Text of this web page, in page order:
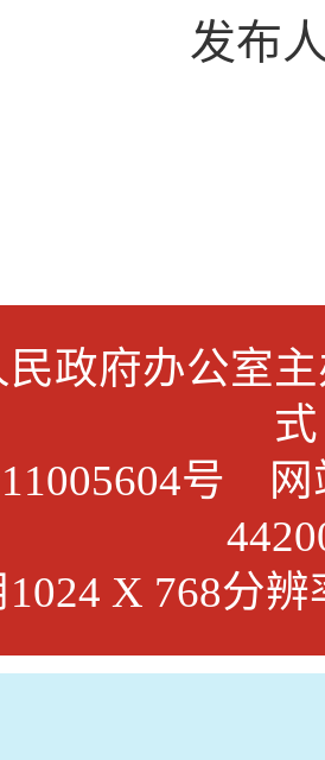
发布
民政府办公
式
号 网
X 768分